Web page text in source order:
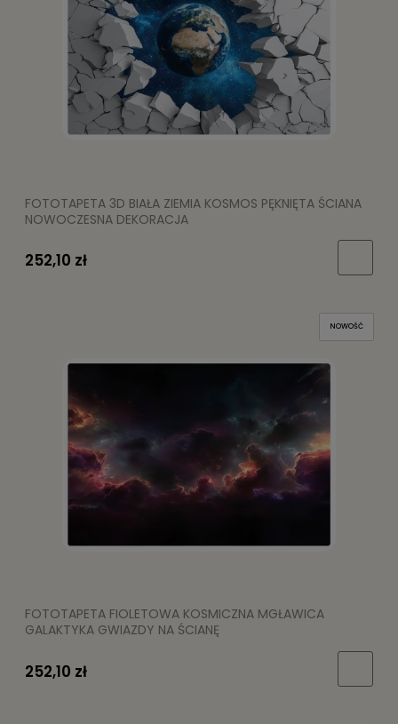
FOTOTAPETA 3D BIAŁA ZIEMIA KOSMOS PĘKNIĘTA ŚCIANA
NOWOCZESNA DEKORACJA
252,10 zł
FOTOTAPETA FIOLETOWA KOSMICZNA MGŁAWICA
GALAKTYKA GWIAZDY NA ŚCIANĘ
252,10 zł
NOWOŚĆ